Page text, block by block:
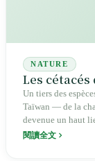
NATURE
Les cétacés
Un tiers des
Taïwan — de la
devenue un haut
閱讀全文